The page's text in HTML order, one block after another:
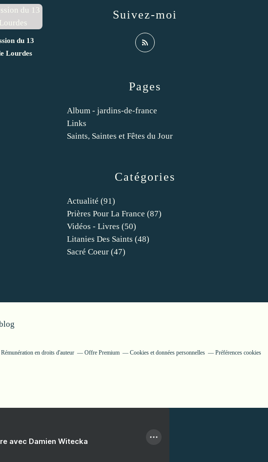
du 13
Lourdes
Catégories
Actualité (91)
Prières Pour La France (87)
Vidéos - Livres (50)
Litanies Des Saints (48)
Sacré Coeur (47)
Pages
Album - jardins-de-france
Links
Saints, Saintes et Fêtes du Jour
Suivez-moi
Rémunération en droits d'auteur Offre Premium Cookies et données personnelles Préférences cookies
avec Damien Witecka